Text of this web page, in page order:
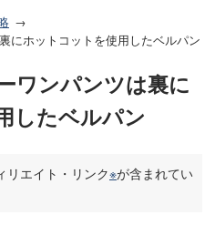
にホットコットを使用したベルパン
ワンパンツは裏に
したベルパン
リエイト・リンク※が含まれてい